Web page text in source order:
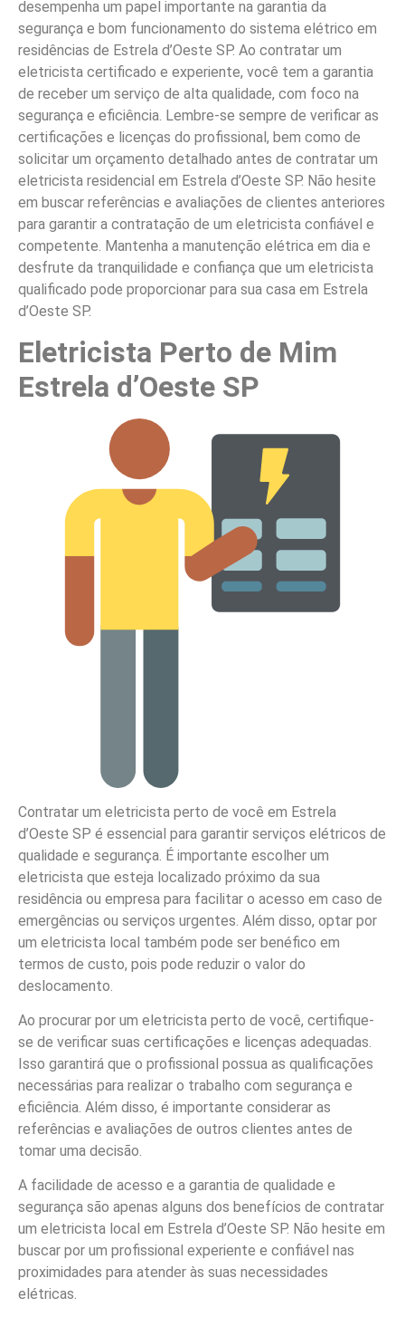
desempenha um papel importante na garantia da
segurança e bom funcionamento do sistema elétrico em
residências de Estrela d’Oeste SP. Ao contratar um
eletricista certificado e experiente, você tem a garantia
de receber um serviço de alta qualidade, com foco na
segurança e eficiência. Lembre-se sempre de verificar as
certificações e licenças do profissional, bem como de
solicitar um orçamento detalhado antes de contratar um
eletricista residencial em Estrela d’Oeste SP. Não hesite
em buscar referências e avaliações de clientes anteriores
para garantir a contratação de um eletricista confiável e
competente. Mantenha a manutenção elétrica em dia e
desfrute da tranquilidade e confiança que um eletricista
qualificado pode proporcionar para sua casa em Estrela
d’Oeste SP.
Eletricista Perto de Mim
Estrela d’Oeste SP
Contratar um eletricista perto de você em Estrela
d’Oeste SP é essencial para garantir serviços elétricos de
qualidade e segurança. É importante escolher um
eletricista que esteja localizado próximo da sua
residência ou empresa para facilitar o acesso em caso de
emergências ou serviços urgentes. Além disso, optar por
um eletricista local também pode ser benéfico em
termos de custo, pois pode reduzir o valor do
deslocamento.
Ao procurar por um eletricista perto de você, certifique-
se de verificar suas certificações e licenças adequadas.
Isso garantirá que o profissional possua as qualificações
necessárias para realizar o trabalho com segurança e
eficiência. Além disso, é importante considerar as
referências e avaliações de outros clientes antes de
tomar uma decisão.
A facilidade de acesso e a garantia de qualidade e
segurança são apenas alguns dos benefícios de contratar
um eletricista local em Estrela d’Oeste SP. Não hesite em
buscar por um profissional experiente e confiável nas
proximidades para atender às suas necessidades
elétricas.